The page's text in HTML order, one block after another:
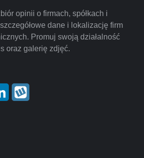
opinii o firmach, spółkach i
dane i lokalizację firm
Promuj swoją działalność
oraz galerię zdjęć.
LinkedIn